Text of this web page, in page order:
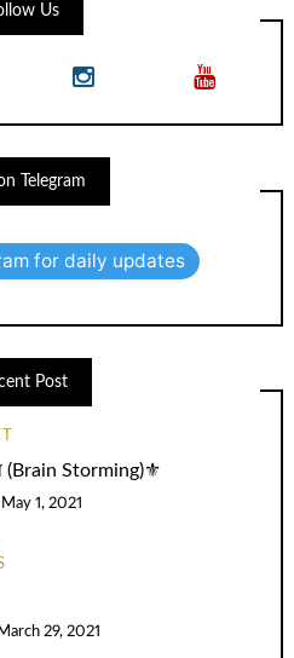
Us
Telegram
for daily updates
Post
(Brain Storming)⚜️
1, 2021
29, 2021